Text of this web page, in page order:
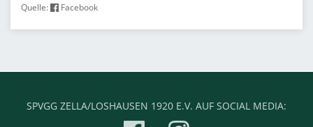
Quelle: Facebook
SPVGG ZELLA/LOSHAUSEN 1920 E.V. AUF SOCIAL MEDIA: